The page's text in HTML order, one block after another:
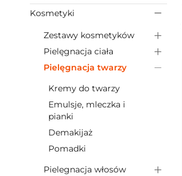
Kosmetyki
Zestawy kosmetyków
Pielęgnacja ciała
Pielęgnacja twarzy
Kremy do twarzy
Emulsje, mleczka i
pianki
Demakijaż
Pomadki
Pielegnacja włosów